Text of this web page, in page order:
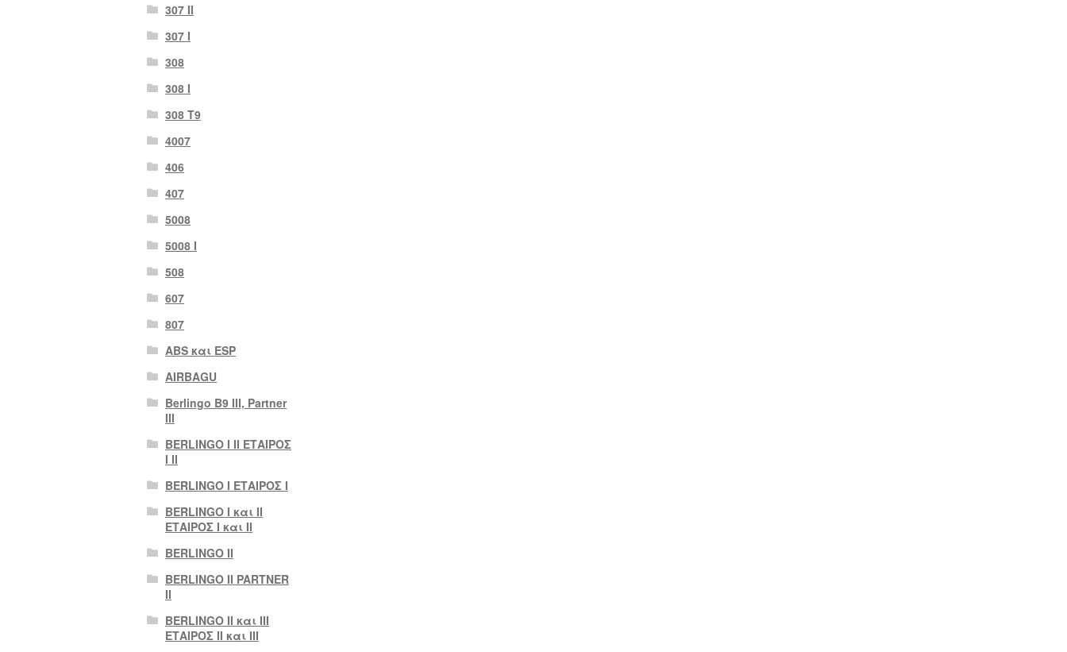
307 II
307 Ι
308
308 Ι
308 Τ9
4007
406
407
5008
5008 Ι
508
607
807
ABS και ESP
AIRBAGU
Berlingo B9 III, Partner
III
BERLINGO I II ΕΤΑΙΡΟΣ
I II
BERLINGO I ΕΤΑΙΡΟΣ Ι
BERLINGO I και II
ΕΤΑΙΡΟΣ I και II
BERLINGO II
BERLINGO II PARTNER
II
BERLINGO II και III
ΕΤΑΙΡΟΣ II και III